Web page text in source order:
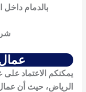
بالدمام داخل
يمكنكم الاعتماد على
الرياض، حيث أن